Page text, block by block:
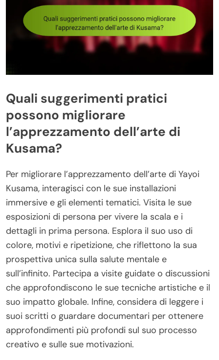
Quali suggerimenti pratici
possono migliorare
l’apprezzamento dell’arte di
Kusama?
Per migliorare l’apprezzamento dell’arte di Yayoi
Kusama, interagisci con le sue installazioni
immersive e gli elementi tematici. Visita le sue
esposizioni di persona per vivere la scala e i
dettagli in prima persona. Esplora il suo uso di
colore, motivi e ripetizione, che riflettono la sua
prospettiva unica sulla salute mentale e
sull’infinito. Partecipa a visite guidate o discussioni
che approfondiscono le sue tecniche artistiche e il
suo impatto globale. Infine, considera di leggere i
suoi scritti o guardare documentari per ottenere
approfondimenti più profondi sul suo processo
creativo e sulle sue motivazioni.